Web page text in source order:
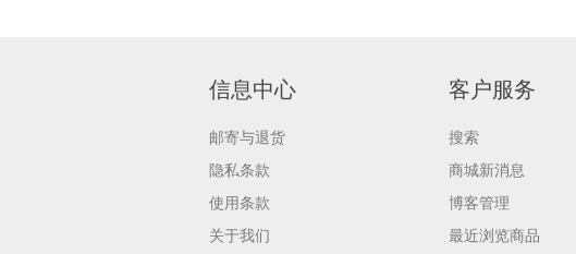
信息中心
邮寄与退货
隐私条款
使用条款
关于我们
客户服务
搜索
商城新消息
博客管理
最近浏览商品